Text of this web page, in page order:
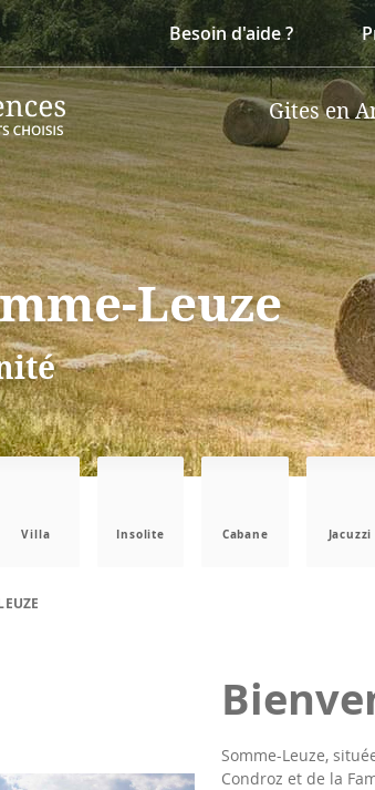
Besoin d'aide ?
Gites en
Leuze
Villa Insolite Cabane Jacuzzi
Somme-Leuze,
Condroz et de la